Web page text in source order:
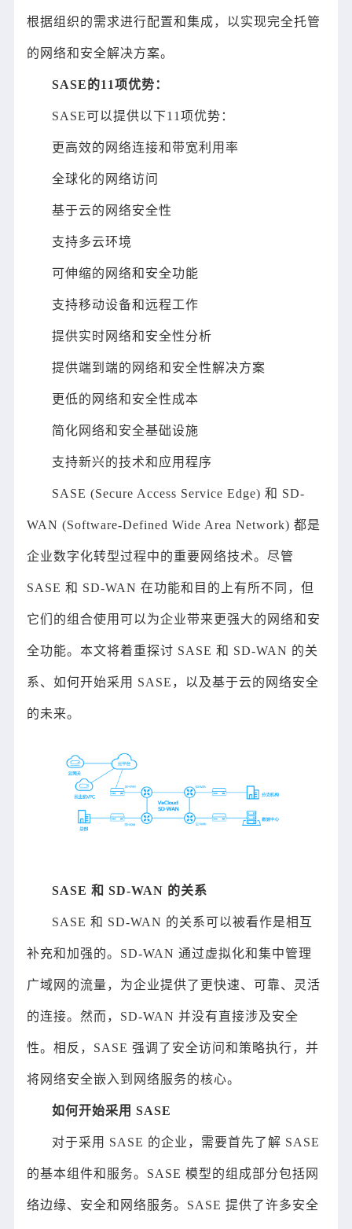
根据组织的需求进行配置和集成，以实现完全托管
的网络和安全解决方案。
SASE的11项优势：
SASE可以提供以下11项优势：
更高效的网络连接和带宽利用率
全球化的网络访问
基于云的网络安全性
支持多云环境
可伸缩的网络和安全功能
支持移动设备和远程工作
提供实时网络和安全性分析
提供端到端的网络和安全性解决方案
更低的网络和安全性成本
简化网络和安全基础设施
支持新兴的技术和应用程序
SASE (Secure Access Service Edge) 和 SD-
WAN (Software-Defined Wide Area Network) 都是
企业数字化转型过程中的重要网络技术。尽管
SASE 和 SD-WAN 在功能和目的上有所不同，但
它们的组合使用可以为企业带来更强大的网络和安
全功能。本文将着重探讨 SASE 和 SD-WAN 的关
系、如何开始采用 SASE，以及基于云的网络安全
的未来。
SASE 和 SD-WAN 的关系
SASE 和 SD-WAN 的关系可以被看作是相互
补充和加强的。SD-WAN 通过虚拟化和集中管理
广域网的流量，为企业提供了更快速、可靠、灵活
的连接。然而，SD-WAN 并没有直接涉及安全
性。相反，SASE 强调了安全访问和策略执行，并
将网络安全嵌入到网络服务的核心。
如何开始采用 SASE
对于采用 SASE 的企业，需要首先了解 SASE
的基本组件和服务。SASE 模型的组成部分包括网
络边缘、安全和网络服务。SASE 提供了许多安全